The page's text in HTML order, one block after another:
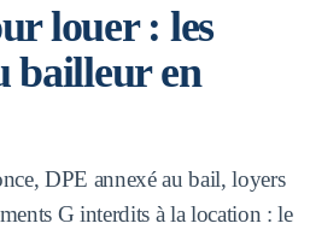
louer : les
bailleur en
DPE annexé au bail, loyers
G interdits à la location : le